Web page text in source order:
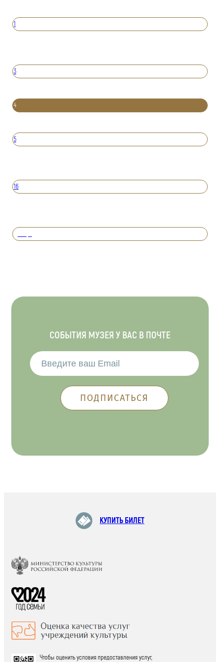
1
3
4
5
16
СОБЫТИЯ МУЗЕЯ У ВАС В ПОЧТЕ
КУПИТЬ БИЛЕТ
Чтобы оценить условия предоставления услуг,